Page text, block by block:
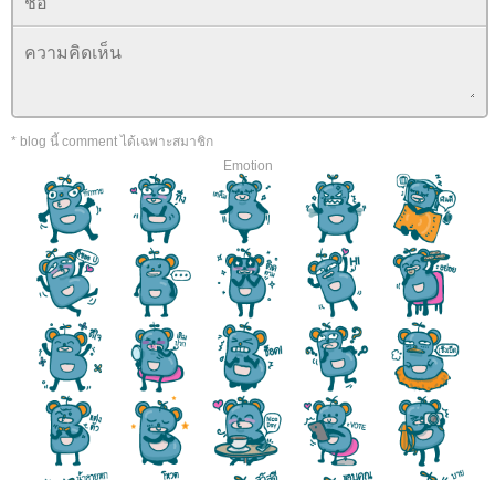
* blog นี้ comment ได้เฉพาะสมาชิก
Emotion